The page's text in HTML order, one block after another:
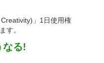
」1日使用権
す。
なる!